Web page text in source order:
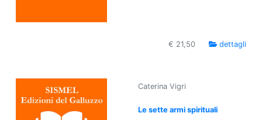
€ 21,50 dettagli
Caterina Vigri
Le sette armi spirituali